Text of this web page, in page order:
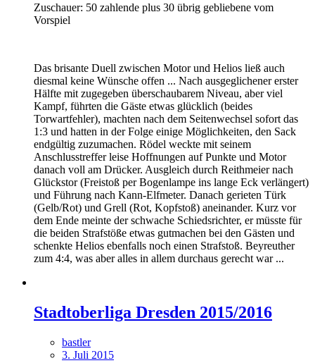
Zuschauer: 50 zahlende plus 30 übrig gebliebene vom
Vorspiel
Das brisante Duell zwischen Motor und Helios ließ auch
diesmal keine Wünsche offen ... Nach ausgeglichener erster
Hälfte mit zugegeben überschaubarem Niveau, aber viel
Kampf, führten die Gäste etwas glücklich (beides
Torwartfehler), machten nach dem Seitenwechsel sofort das
1:3 und hatten in der Folge einige Möglichkeiten, den Sack
endgültig zuzumachen. Rödel weckte mit seinem
Anschlusstreffer leise Hoffnungen auf Punkte und Motor
danach voll am Drücker. Ausgleich durch Reithmeier nach
Glückstor (Freistoß per Bogenlampe ins lange Eck verlängert)
und Führung nach Kann-Elfmeter. Danach gerieten Türk
(Gelb/Rot) und Grell (Rot, Kopfstoß) aneinander. Kurz vor
dem Ende meinte der schwache Schiedsrichter, er müsste für
die beiden Strafstöße etwas gutmachen bei den Gästen und
schenkte Helios ebenfalls noch einen Strafstoß. Beyreuther
zum 4:4, was aber alles in allem durchaus gerecht war ...
Stadtoberliga Dresden 2015/2016
bastler
3. Juli 2015